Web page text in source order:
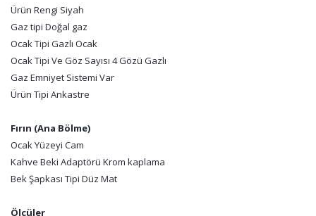
Ürün Rengi Siyah
Gaz tipi Doğal gaz
Ocak Tipi Gazlı Ocak
Ocak Tipi Ve Göz Sayısı 4 Gözü Gazlı
Gaz Emniyet Sistemi Var
Ürün Tipi Ankastre
Fırın (Ana Bölme)
Ocak Yüzeyi Cam
Kahve Beki Adaptörü Krom kaplama
Bek Şapkası Tipi Düz Mat
Ölçüler